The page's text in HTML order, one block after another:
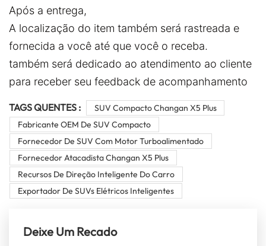
Após a entrega,
A localização do item também será rastreada e
fornecida a você até que você o receba.
também será dedicado ao atendimento ao cliente
para receber seu feedback de acompanhamento
TAGS QUENTES :
SUV Compacto Changan X5 Plus
Fabricante OEM De SUV Compacto
Fornecedor De SUV Com Motor Turboalimentado
Fornecedor Atacadista Changan X5 Plus
Recursos De Direção Inteligente Do Carro
Exportador De SUVs Elétricos Inteligentes
Deixe Um Recado